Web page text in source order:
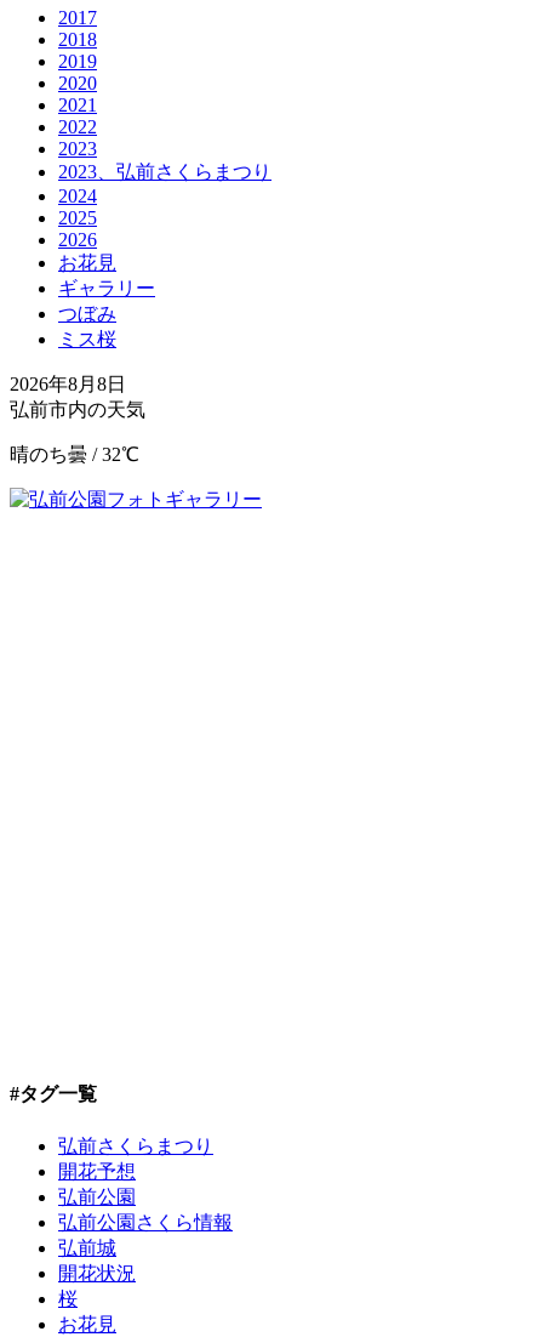
2017
2018
2019
2020
2021
2022
2023
2023、弘前さくらまつり
2024
2025
2026
お花見
ギャラリー
つぼみ
ミス桜
2026年8月8日
弘前市内の天気
晴のち曇 / 32℃
#タグ一覧
弘前さくらまつり
開花予想
弘前公園
弘前公園さくら情報
弘前城
開花状況
桜
お花見